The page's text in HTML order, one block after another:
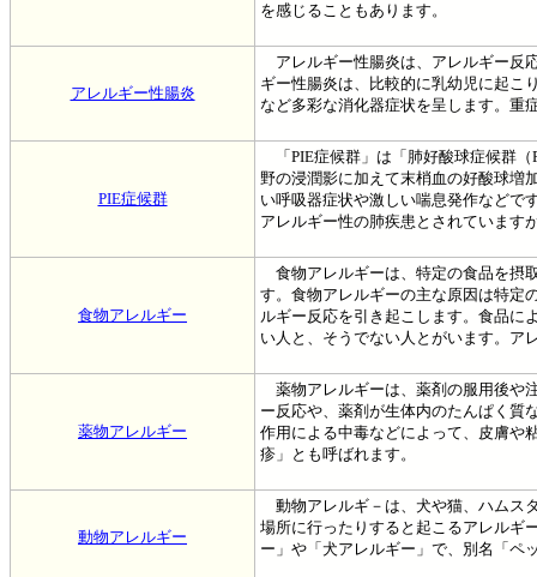
を感じることもあります。
アレルギー性腸炎
アレルギー性腸炎は、アレルギー反
ギー性腸炎は、比較的に乳幼児に起こ
など多彩な消化器症状を呈します。重
PIE症候群
「PIE症候群」は「肺好酸球症候群
野の浸潤影に加えて末梢血の好酸球増
い呼吸器症状や激しい喘息発作などで
アレルギー性の肺疾患とされています
食物アレルギー
食物アレルギーは、特定の食品を摂
す。食物アレルギーの主な原因は特定
ルギー反応を引き起こします。食品に
い人と、そうでない人とがいます。ア
薬物アレルギー
薬物アレルギーは、薬剤の服用後や
ー反応や、薬剤が生体内のたんぱく質
作用による中毒などによって、皮膚や
疹」とも呼ばれます。
動物アレルギー
動物アレルギ－は、犬や猫、ハムス
場所に行ったりすると起こるアレルギ
ー」や「犬アレルギー」で、別名「ペ